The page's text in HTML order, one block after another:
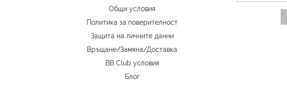
Oбщи условия
Политика за поверителност
Защита на личните данни
Връщане/Замяна/Доставка
BB Club условия
Блог